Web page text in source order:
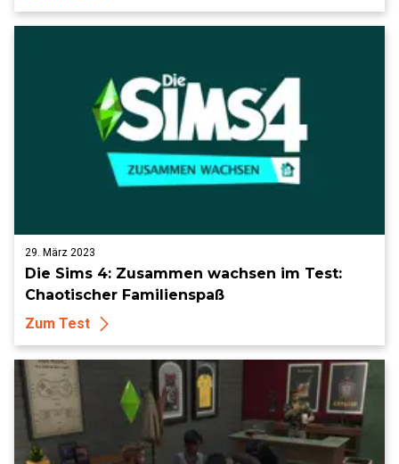
29. März 2023
Die Sims 4: Zusammen wachsen im Test:
Chaotischer Familienspaß
Zum Test